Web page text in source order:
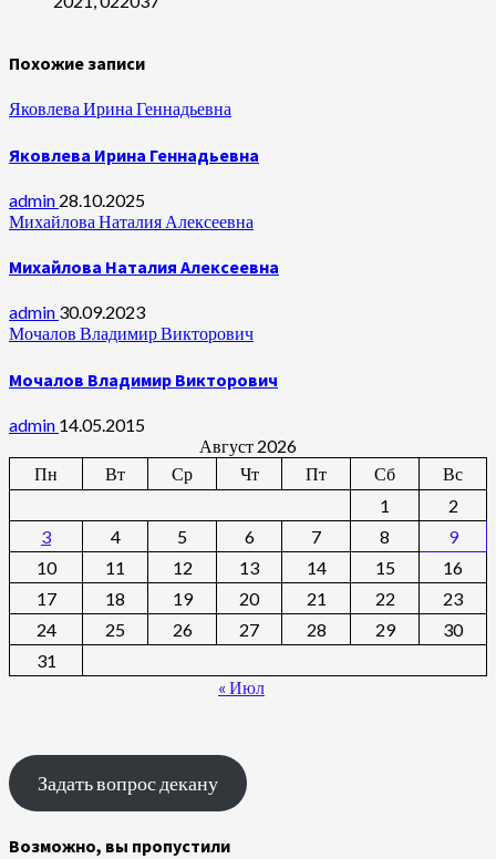
Похожие записи
Яковлева Ирина Геннадьевна
Яковлева Ирина Геннадьевна
admin 28.10.2025
Михайлова Наталия Алексеевна
Михайлова Наталия Алексеевна
admin 30.09.2023
Мочалов Владимир Викторович
Мочалов Владимир Викторович
admin 14.05.2015
Август 2026
Пн
Вт Ср Чт Пт Сб
Вс
1
2
3
4 5 6 7 8
9
10
11 12 13 14 15
16
17
18 19 20 21 22
23
24
25 26 27 28 29
30
31
« Июл
Задать вопрос декану
Возможно, вы пропустили